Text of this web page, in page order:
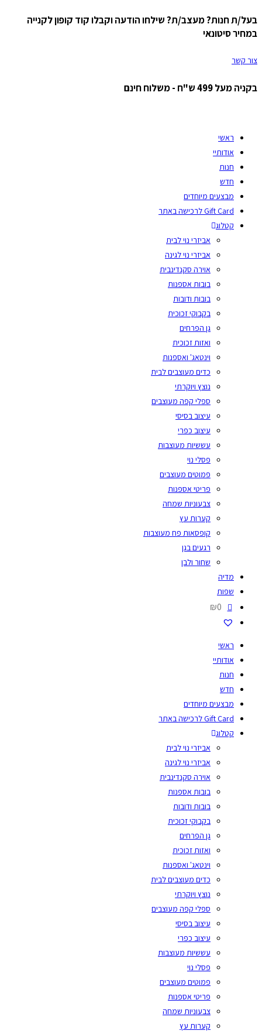
Skip
to
בעל/ת חנות? מעצב/ת? שילחו הודעה וקבלו קוד קופון לקנייה
במחיר סיטונאי
צור קשר
בקניה מעל 499 ש"ח - משלוח חינם
ראשי
אודותיי
חנות
חדש
מבצעים מיוחדים
Gift Card לרכישה באתר
קטלוג
אביזרי נוי לבית
אביזרי נוי לגינה
אוירה סקנדינבית
בובות אספנות
בובות ודובות
בקבוקי זכוכית
גן הפרחים
ואזות זכוכית
וינטאג' ואספנות
כדים מעוצבים לבית
נוצץ ויוקרתי
ספלי קפה מעוצבים
עיצוב בסיסי
עיצוב כפרי
עששיות מעוצבות
פסלי נוי
פמוטים מעוצבים
פריטי אספנות
צבעוניות שמחה
קערות עץ
קופסאות פח מעוצבות
רגעים בגן
שחור ולבן
מדיה
שפות
₪0
ראשי
אודותיי
חנות
חדש
מבצעים מיוחדים
Gift Card לרכישה באתר
קטלוג
אביזרי נוי לבית
אביזרי נוי לגינה
אוירה סקנדינבית
בובות אספנות
בובות ודובות
בקבוקי זכוכית
גן הפרחים
ואזות זכוכית
וינטאג' ואספנות
כדים מעוצבים לבית
נוצץ ויוקרתי
ספלי קפה מעוצבים
עיצוב בסיסי
עיצוב כפרי
עששיות מעוצבות
פסלי נוי
פמוטים מעוצבים
פריטי אספנות
צבעוניות שמחה
קערות עץ